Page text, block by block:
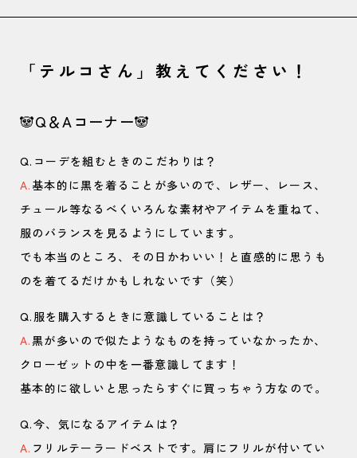
「テルコさん」教えてください！
🐼Q＆Aコーナー🐼
Q.コーデを組むときのこだわりは？
A.基本的に黒を着ることが多いので、レザー、レース、
チュール等なるべくいろんな素材やアイテムを重ねて、
服のバランスを見るようにしています。
でも本当のところ、その日かわいい！と直感的に思うも
のを着てるだけかもしれないです（笑）
Q.服を購入するときに意識していることは？
A.黒が多いので似たようなものを持っていなかったか、
クローゼットの中を一番意識してます！
基本的に欲しいと思ったらすぐに買っちゃう方なので。
Q.今、気になるアイテムは？
A. フリルテーラードベストです。肩にフリルが付いてい